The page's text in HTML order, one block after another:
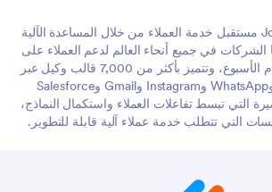
يمثل وكلاء Jotform AI مستقبل خدمة العملاء من خلال المساعدة الآلية
الشركات في جميع أنحاء العالم لدعم العملاء على
مدار الساعة طوال أيام الأسبوع، وتتميز بأكثر من 7,000 قالب وكيل عبر
الهاتف والدردشة وWhatsApp وInstagram وGmail وSalesforce
التي تبسط تفاعلات العملاء واستكمال النماذج،
التي تتطلب خدمة عملاء آلية قابلة للتطوير.